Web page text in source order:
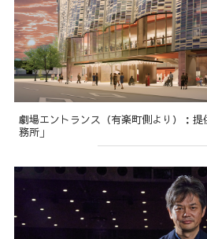
劇場エントランス（有楽町側より）：
務所」